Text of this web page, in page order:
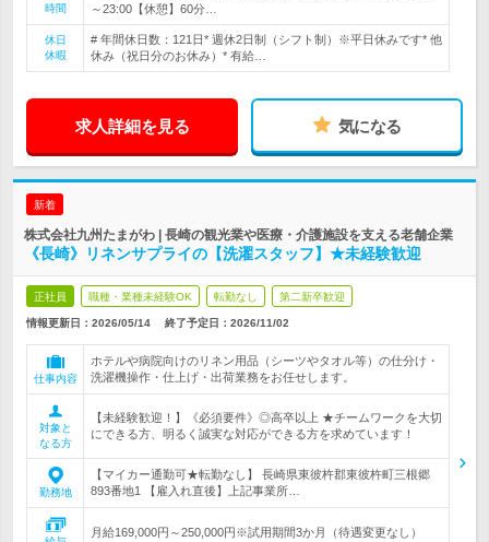
時間
～23:00【休憩】60分…
休日
休暇
# 年間休日数：121日* 週休2日制（シフト制）※平日休みです* 他
休み（祝日分のお休み）* 有給…
求人詳細を見る 気になる
新着
株式会社九州たまがわ | 長崎の観光業や医療・介護施設を支える老舗企業
《長崎》リネンサプライの【洗濯スタッフ】★未経験歓迎
正社員 職種・業種未経験OK 転勤なし 第二新卒歓迎
情報更新日：2026/05/14 終了予定日： 2026/11/02
仕事内容
ホテルや病院向けのリネン用品（シーツやタオル等）の仕分け・
洗濯機操作・仕上げ・出荷業務をお任せします。
対象と
なる方
【未経験歓迎！】《必須要件》◎高卒以上 ★チームワークを大切
にできる方、明るく誠実な対応ができる方を求めています！
勤務地
【マイカー通勤可★転勤なし】 長崎県東彼杵郡東彼杵町三根郷
893番地1 【雇入れ直後】上記事業所…
月給169,000円～250,000円※試用期間3か月（待遇変更なし）